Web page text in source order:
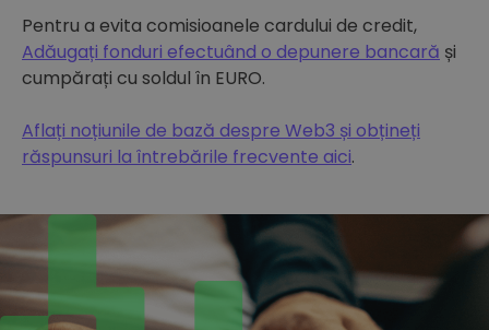
Pentru a evita comisioanele cardului de credit,
Adăugați fonduri efectuând o depunere bancară și
cumpărați cu soldul în EURO.
Aflați noțiunile de bază despre Web3 și obțineți
răspunsuri la întrebările frecvente aici.